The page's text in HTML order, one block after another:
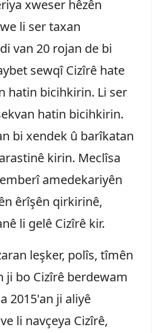
xweser hêzên
li ser taxan
van 20 rojan de bi
sewqî Cizîrê hate
hatin bicihkirin. Li ser
hatin bicihkirin.
bi xendek û barîkatan
kirin. Meclîsa
amedekariyên
êrîşên qirkirinê,
li gelê Cizîrê kir.
leşker, polîs, tîmên
ji bo Cizîrê berdewam
2015'an ji aliyê
li navçeya Cizîrê,